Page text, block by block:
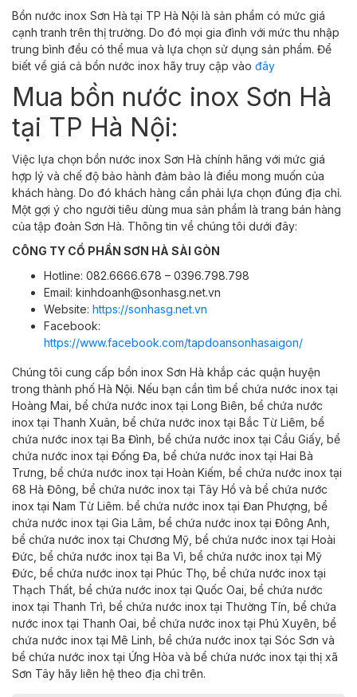
Bồn nước inox Sơn Hà tại TP Hà Nội là sản phẩm có mức giá
cạnh tranh trên thị trường. Do đó mọi gia đình với mức thu nhập
trung bình đều có thể mua và lựa chọn sử dụng sản phẩm. Để
biết về giá cả bồn nước inox hãy truy cập vào đây
Mua bồn nước inox Sơn Hà
tại TP Hà Nội:
Việc lựa chọn bồn nước inox Sơn Hà chính hãng với mức giá
hợp lý và chế độ bảo hành đảm bảo là điều mong muốn của
khách hàng. Do đó khách hàng cần phải lựa chọn đúng địa chỉ.
Một gợi ý cho người tiêu dùng mua sản phẩm là trang bán hàng
của tập đoàn Sơn Hà. Thông tin về chúng tôi dưới đây:
CÔNG TY CỔ PHẦN SƠN HÀ SÀI GÒN
Hotline: 082.6666.678 – 0396.798.798
Email: kinhdoanh@sonhasg.net.vn
Website: https://sonhasg.net.vn
Facebook:
https://www.facebook.com/tapdoansonhasaigon/
Chúng tôi cung cấp bồn inox Sơn Hà khắp các quận huyện
trong thành phố Hà Nội. Nếu bạn cần tìm bể chứa nước inox tại
Hoàng Mai, bể chứa nước inox tại Long Biên, bể chứa nước
inox tại Thanh Xuân, bể chứa nước inox tại Bắc Từ Liêm, bể
chứa nước inox tại Ba Đình, bể chứa nước inox tại Cầu Giấy, bể
chứa nước inox tại Đống Đa, bể chứa nước inox tại Hai Bà
Trưng, bể chứa nước inox tại Hoàn Kiếm, bể chứa nước inox tại
68 Hà Đông, bể chứa nước inox tại Tây Hồ và bể chứa nước
inox tại Nam Từ Liêm. bể chứa nước inox tại Đan Phượng, bể
chứa nước inox tại Gia Lâm, bể chứa nước inox tại Đông Anh,
bể chứa nước inox tại Chương Mỹ, bể chứa nước inox tại Hoài
Đức, bể chứa nước inox tại Ba Vì, bể chứa nước inox tại Mỹ
Đức, bể chứa nước inox tại Phúc Thọ, bể chứa nước inox tại
Thạch Thất, bể chứa nước inox tại Quốc Oai, bể chứa nước
inox tại Thanh Trì, bể chứa nước inox tại Thường Tín, bể chứa
nước inox tại Thanh Oai, bể chứa nước inox tại Phú Xuyên, bể
chứa nước inox tại Mê Linh, bể chứa nước inox tại Sóc Sơn và
bể chứa nước inox tại Ứng Hòa và bể chứa nước inox tạithị xã
Sơn Tây hãy liên hệ theo địa chỉ trên.